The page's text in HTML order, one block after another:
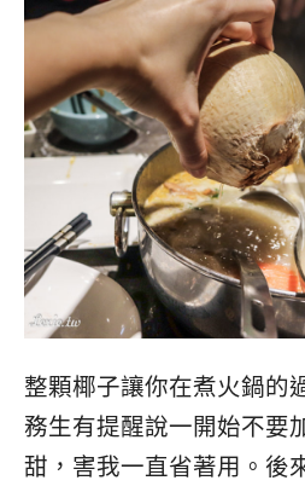
整顆椰子讓你在煮火鍋的
務生有提醒說一開始不要
甜，害我一直省著用。後